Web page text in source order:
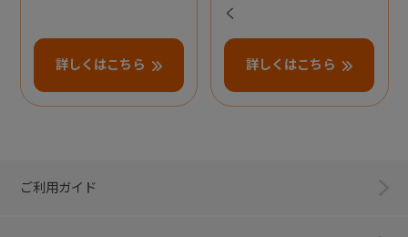
詳しくはこちら
く
詳しくはこちら
ご利用ガイド